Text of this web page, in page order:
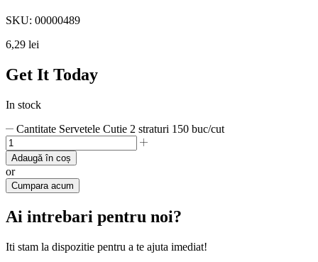
SKU: 00000489
6,29 lei
Get It Today
In stock
Cantitate Servetele Cutie 2 straturi 150 buc/cut
Adaugă în coș
or
Cumpara acum
Ai intrebari pentru noi?
Iti stam la dispozitie pentru a te ajuta imediat!